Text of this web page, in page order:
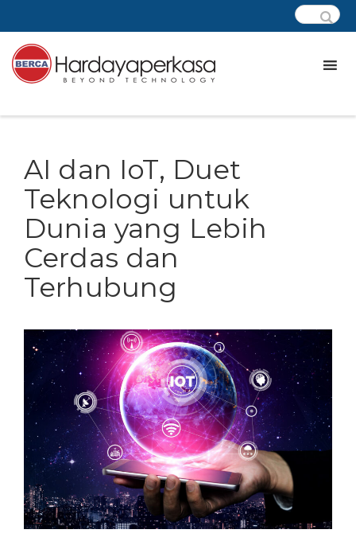
AI dan IoT, Duet
Teknologi untuk
Dunia yang Lebih
Cerdas dan
Terhubung